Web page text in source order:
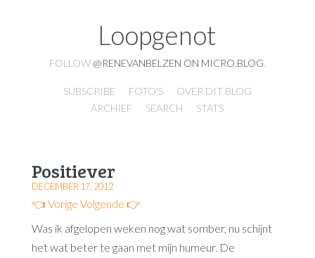
Loopgenot
FOLLOW @RENEVANBELZEN ON MICRO.BLOG
SUBSCRIBE FOTO'S
OVER DIT BLOG
ARCHIEF
SEARCH STATS
Positiever
DECEMBER 17, 2012
👈 Vorige Volgende 👉
Was ik afgelopen weken nog wat somber, nu schijnt
het wat beter te gaan met mijn humeur. De